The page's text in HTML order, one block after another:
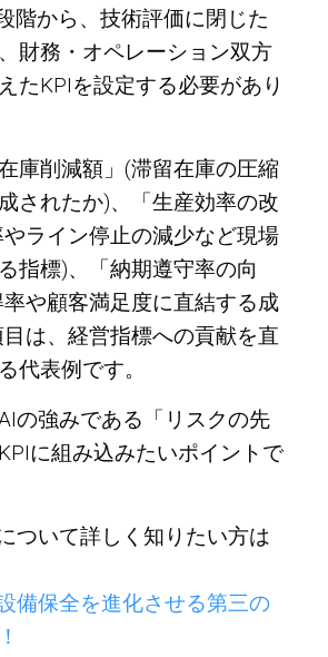
階から、技術評価に閉じた
財務・オペレーション双方
たKPIを設定する必要があり
庫削減額」(滞留在庫の圧縮
されたか)、「生産効率の改
ライン停止の減少など現場
指標)、「納期遵守率の向
率や顧客満足度に直結する成
は、経営指標への貢献を直
代表例です。
の強みである「リスクの先
に組み込みたいポイントで
ついて詳しく知りたい方は
備保全を進化させる第三の